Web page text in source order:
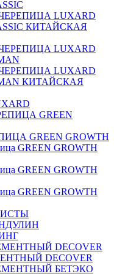
LUXARD
КИТАЙСКАЯ
LUXARD
LUXARD
КИТАЙСКАЯ
GREEN GROWTH
GREEN GROWTH
GREEN GROWTH
GREEN GROWTH
DECOVER